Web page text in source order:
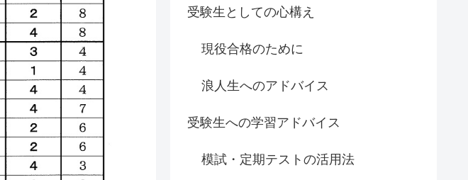
受験生としての心構え
現役合格のために
浪人生へのアドバイス
受験生への学習アドバイス
模試・定期テストの活用法